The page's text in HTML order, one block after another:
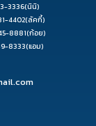
3336(นินิ)
4402(ลัคกี้)
8881(ก้อย)
8333(แอม)